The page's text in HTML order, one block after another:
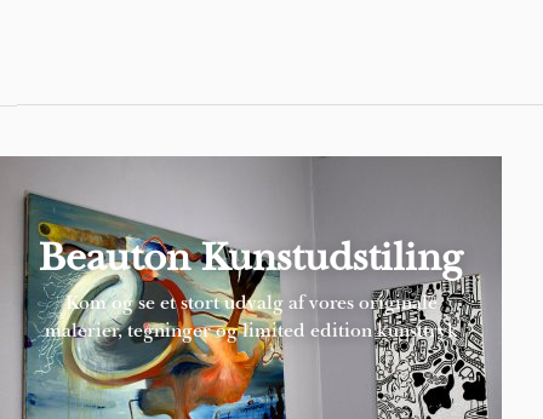
Beauton Kunstudstiling
Kom og se et stort udvalg af vores originale
malerier, tegninger og limited edition kunsttryk